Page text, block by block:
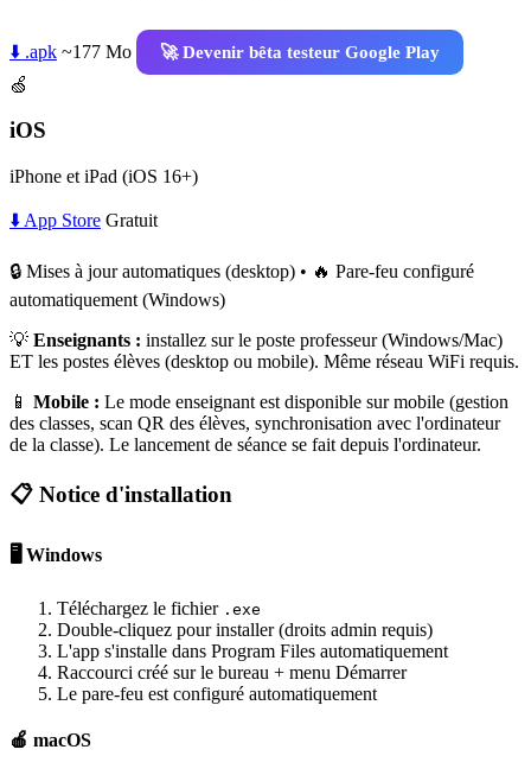
⬇️ .apk ~177 Mo
🚀 Devenir bêta testeur Google Play
🍏
iOS
iPhone et iPad (iOS 16+)
⬇️ App Store Gratuit
🔒 Mises à jour automatiques (desktop) • 🔥 Pare-feu configuré
automatiquement (Windows)
💡 Enseignants : installez sur le poste professeur (Windows/Mac)
ET les postes élèves (desktop ou mobile). Même réseau WiFi requis.
📱 Mobile : Le mode enseignant est disponible sur mobile (gestion
des classes, scan QR des élèves, synchronisation avec l'ordinateur
de la classe). Le lancement de séance se fait depuis l'ordinateur.
📋 Notice d'installation
🖥️ Windows
Téléchargez le fichier .exe
Double-cliquez pour installer (droits admin requis)
L'app s'installe dans Program Files automatiquement
Raccourci créé sur le bureau + menu Démarrer
Le pare-feu est configuré automatiquement
🍎 macOS